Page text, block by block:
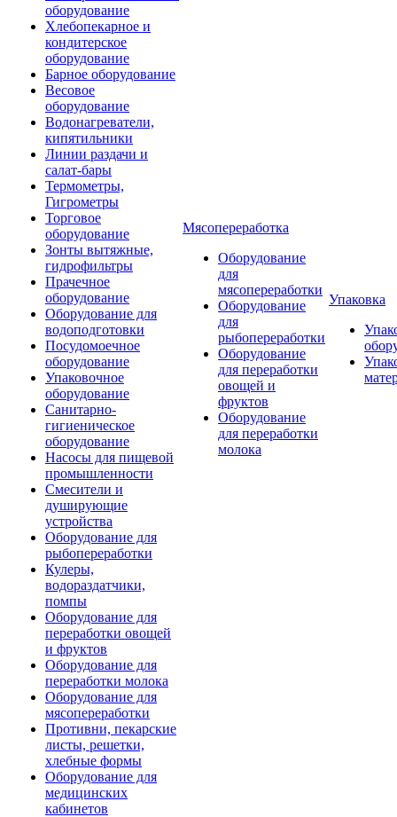
оборудование
Хлебопекарное и
кондитерское
оборудование
Барное оборудование
Весовое
оборудование
Водонагреватели,
кипятильники
Линии раздачи и
салат-бары
Термометры,
Гигрометры
Торговое
оборудование
Зонты вытяжные,
гидрофильтры
Прачечное
оборудование
Оборудование для
водоподготовки
Посудомоечное
оборудование
Упаковочное
оборудование
Санитарно-
гигиеническое
оборудование
Насосы для пищевой
промышленности
Смесители и
душирующие
устройства
Оборудование для
рыбопереработки
Кулеры,
водораздатчики,
помпы
Оборудование для
переработки овощей
и фруктов
Оборудование для
переработки молока
Оборудование для
мясопереработки
Противни, пекарские
листы, решетки,
хлебные формы
Оборудование для
медицинских
кабинетов
Мясопереработка
Оборудование
для
мясопереработки
Оборудование
для
рыбопереработки
Оборудование
для переработки
овощей и
фруктов
Оборудование
для переработки
молока
Упаковка